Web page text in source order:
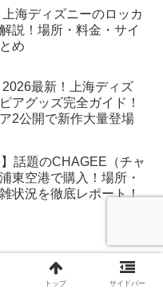
上海ディズニーのロッカ
説！場所・料金・サイ
め
2026最新！上海ディズ
アグッズ完全ガイド！
2公開で新作大量登場
】話題のCHAGEE（チャ
東空港で購入！場所・
状況を徹底レポート！
トップ サイドバー